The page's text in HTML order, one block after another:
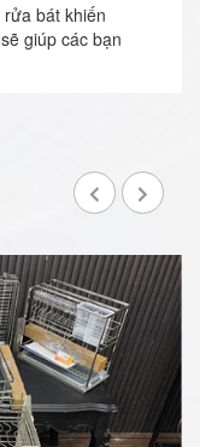
bát khiến
giúp các bạn